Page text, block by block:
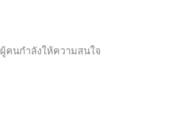
ผู้คนกำลังให้ความสนใจ